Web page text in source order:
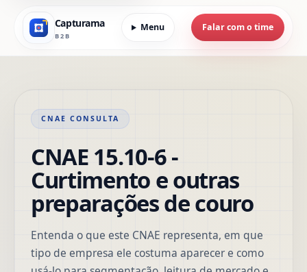
Capturama
B2B
Menu Falar com o time
CNAE CONSULTA
CNAE 15.10-6 -
Curtimento e outras
preparações de couro
Entenda o que este CNAE representa, em que
tipo de empresa ele costuma aparecer e como